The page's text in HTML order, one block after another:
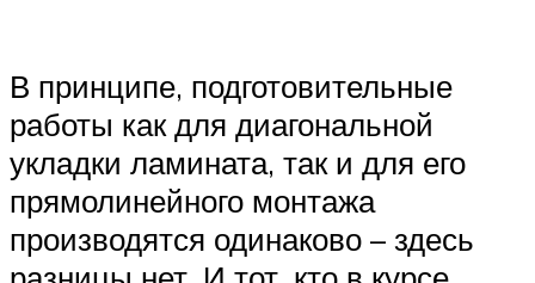
В принципе, подготовительные
работы как для диагональной
укладки ламината, так и для его
прямолинейного монтажа
производятся одинаково – здесь